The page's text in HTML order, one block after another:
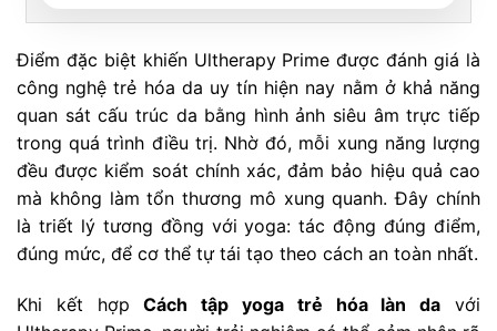
Điểm đặc biệt khiến Ultherapy Prime được đánh giá là
công nghệ trẻ hóa da uy tín hiện nay nằm ở khả năng
quan sát cấu trúc da bằng hình ảnh siêu âm trực tiếp
trong quá trình điều trị. Nhờ đó, mỗi xung năng lượng
đều được kiểm soát chính xác, đảm bảo hiệu quả cao
mà không làm tổn thương mô xung quanh. Đây chính
là triết lý tương đồng với yoga: tác động đúng điểm,
đúng mức, để cơ thể tự tái tạo theo cách an toàn nhất.
Khi kết hợpCách tập yoga trẻ hóa làn da với